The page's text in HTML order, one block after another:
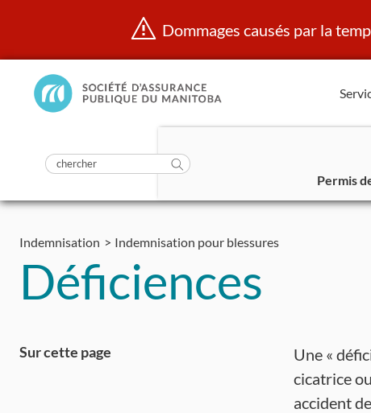
Aller
contenu
Dommages causés par la
Manitoba
Public
Rechercher
https://www.mpi.mb.ca/fr/
soumettre
la
recherche
Permis
Indemnisation Indemnisation pour blessures
Déficiences
Sur cette page
Une «
cicatrice
accident